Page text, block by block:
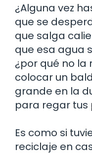
¿Alguna vez
que se
que salga
que esa agua
¿por qué no la
colocar un
grande en la
para regar tus
Es como si
reciclaje en